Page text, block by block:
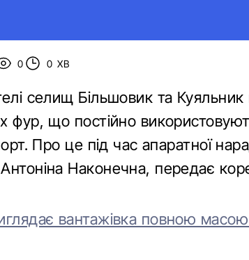
0 0 ХВ
селищ Більшовик та Куяльник
фур, що постійно
Про це під час апаратної
Наконечна, передає
вантажівка повною